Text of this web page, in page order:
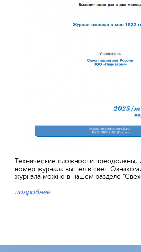
Технические сложности преодолены,
номер журнала вышел в свет.
журнала можно в нашем разделе
подробнее